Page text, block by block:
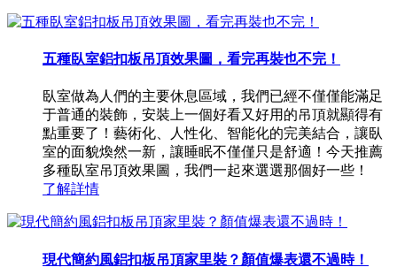
五種臥室鋁扣板吊頂效果圖，看完再裝也不完！
臥室做為人們的主要休息區域，我們已經不僅僅能滿足
于普通的裝飾，安裝上一個好看又好用的吊頂就顯得有
點重要了！藝術化、人性化、智能化的完美結合，讓臥
室的面貌煥然一新，讓睡眠不僅僅只是舒適！今天推薦
多種臥室吊頂效果圖，我們一起來選選那個好一些！
了解詳情
現代簡約風鋁扣板吊頂家里裝？顏值爆表還不過時！